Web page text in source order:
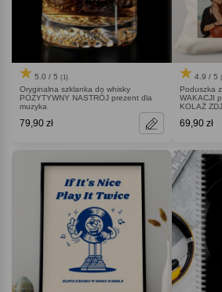
5.0 / 5 (1)
Oryginalna szklanka do whisky
POZYTYWNY NASTRÓJ prezent dla
muzyka
79,90 zł
4.9 / 5
Poduszka
WAKACJI
KOLAŻ
69,90 zł